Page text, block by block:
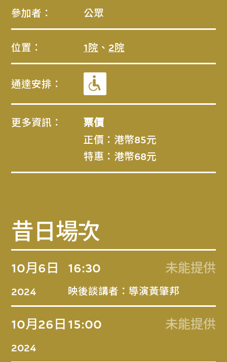
參加者： 公眾
位置： 1院 、 2院
通達安排：
更多資訊： 票價
正價：港幣85元
特惠：港幣68元
昔日場次
10月6日
2024
16:30 未能提供
映後談講者：導演黃肇邦
10月26日
2024
15:00 未能提供